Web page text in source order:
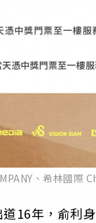
、希林國
16年，俞利